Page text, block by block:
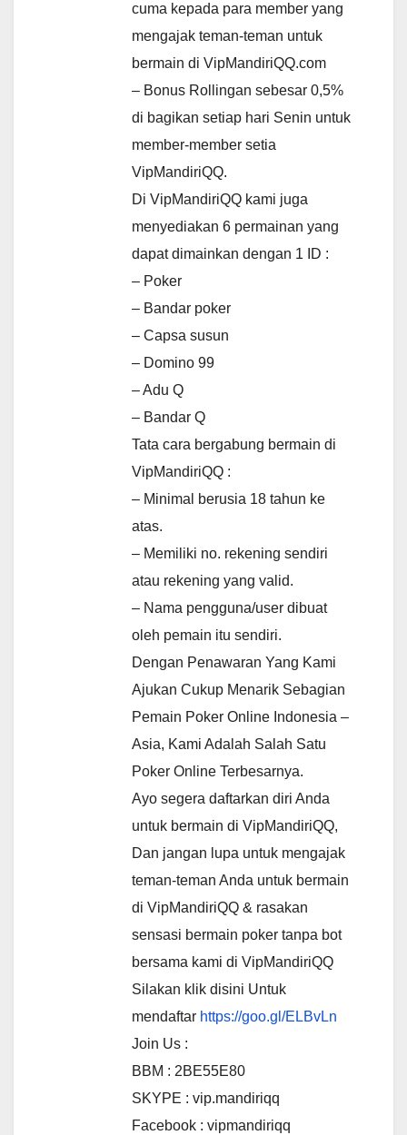
cuma kepada para member yang
mengajak teman-teman untuk
bermain di VipMandiriQQ.com
– Bonus Rollingan sebesar 0,5%
di bagikan setiap hari Senin untuk
member-member setia
VipMandiriQQ.
Di VipMandiriQQ kami juga
menyediakan 6 permainan yang
dapat dimainkan dengan 1 ID :
– Poker
– Bandar poker
– Capsa susun
– Domino 99
– Adu Q
– Bandar Q
Tata cara bergabung bermain di
VipMandiriQQ :
– Minimal berusia 18 tahun ke
atas.
– Memiliki no. rekening sendiri
atau rekening yang valid.
– Nama pengguna/user dibuat
oleh pemain itu sendiri.
Dengan Penawaran Yang Kami
Ajukan Cukup Menarik Sebagian
Pemain Poker Online Indonesia –
Asia, Kami Adalah Salah Satu
Poker Online Terbesarnya.
Ayo segera daftarkan diri Anda
untuk bermain di VipMandiriQQ,
Dan jangan lupa untuk mengajak
teman-teman Anda untuk bermain
di VipMandiriQQ & rasakan
sensasi bermain poker tanpa bot
bersama kami di VipMandiriQQ
Silakan klik disini Untuk
mendaftar https://goo.gl/ELBvLn
Join Us :
BBM : 2BE55E80
SKYPE : vip.mandiriqq
Facebook : vipmandiriqq